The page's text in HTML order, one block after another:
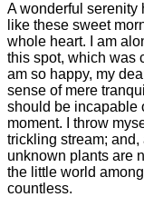
A wonderful serenity
like these sweet
whole heart. I am
this spot, which was
am so happy, my
sense of mere
should be incapable
moment. I throw
trickling stream;
unknown plants are
the little world
countless.